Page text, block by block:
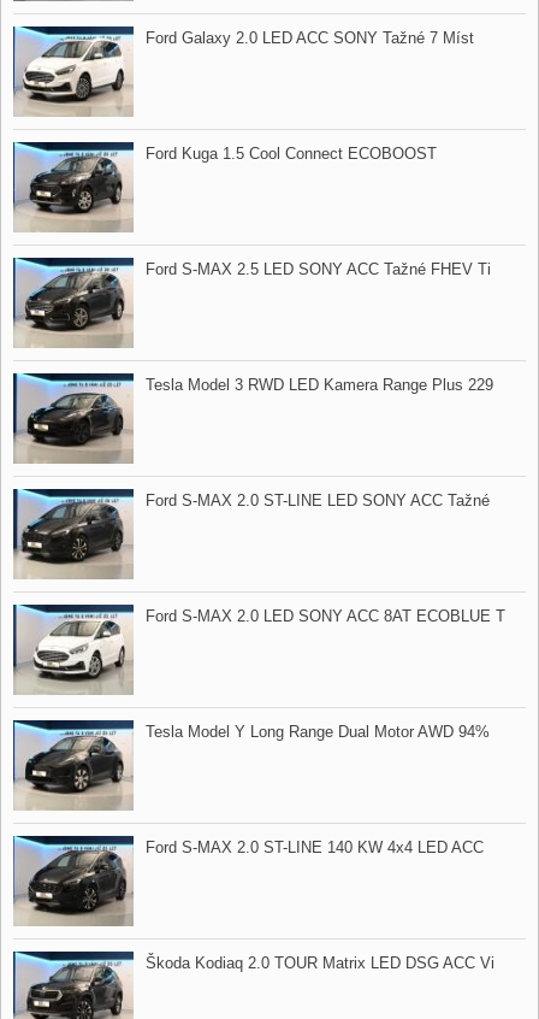
Ford Galaxy 2.0 LED ACC SONY Tažné 7 Míst
Ford Kuga 1.5 Cool Connect ECOBOOST
Ford S​-MAX 2.5 LED SONY ACC Tažné FHEV Ti
Tesla Model 3 RWD LED Kamera Range Plus 229
Ford S​-MAX 2.0 ST​-LINE LED SONY ACC Tažné
Ford S​-MAX 2.0 LED SONY ACC 8AT ECOBLUE T
Tesla Model Y Long Range Dual Motor AWD 94%
Ford S​-MAX 2.0 ST​-LINE 140 KW 4x4 LED ACC
Škoda Kodiaq 2.0 TOUR Matrix LED DSG ACC Vi